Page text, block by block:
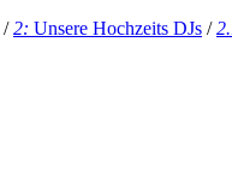
/2: Unsere Hochzeits DJs /